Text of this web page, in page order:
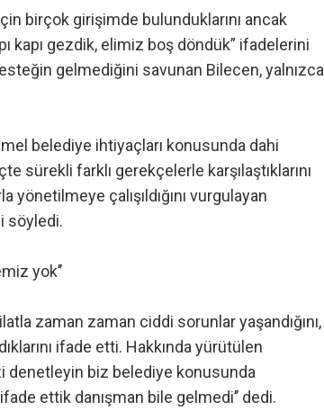
birçok girişimde bulunduklarını ancak
kapı gezdik, elimiz boş döndük” ifadelerini
gelmediğini savunan Bilecen, yalnızca
belediye ihtiyaçları konusunda dahi
farklı gerekçelerle karşılaştıklarını
yönetilmeye çalışıldığını vurgulayan
söyledi.
yok’’
zaman zaman ciddi sorunlar yaşandığını,
ifade etti. Hakkında yürütülen
denetleyin biz belediye konusunda
ettik danışman bile gelmedi’’ dedi.